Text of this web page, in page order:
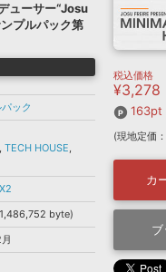
ール »
グ »
»
音
無償
EDM TRANCE MUTANT
SONOCA
プラグイン・エフェクト
ツール 効果音
ューサー“Josu
プルパック第
ック
, TECH HOUSE,
byte)
税込価格
¥3,278
163pt
(現地定価
カ